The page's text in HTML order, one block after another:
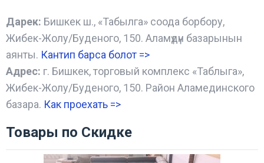
Дарек: Бишкек ш., «Табылга» соода борбору,
Жибек-Жолу/Буденого, 150. Аламүдүн базарынын
аянты. Кантип барса болот =>
Адрес: г. Бишкек, торговый комплекс «Таблыга»,
Жибек-Жолу/Буденого, 150. Район Аламединского
базара. Как проехать =>
Товары по Скидке